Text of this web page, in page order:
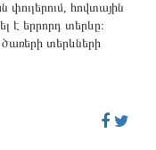
հովտային
է երրորդ տերևը։
ծառերի տերևների